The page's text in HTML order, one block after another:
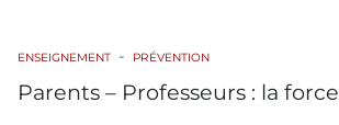
ENSEIGNEMENT PRÉVENTION
Parents – Professeurs : la